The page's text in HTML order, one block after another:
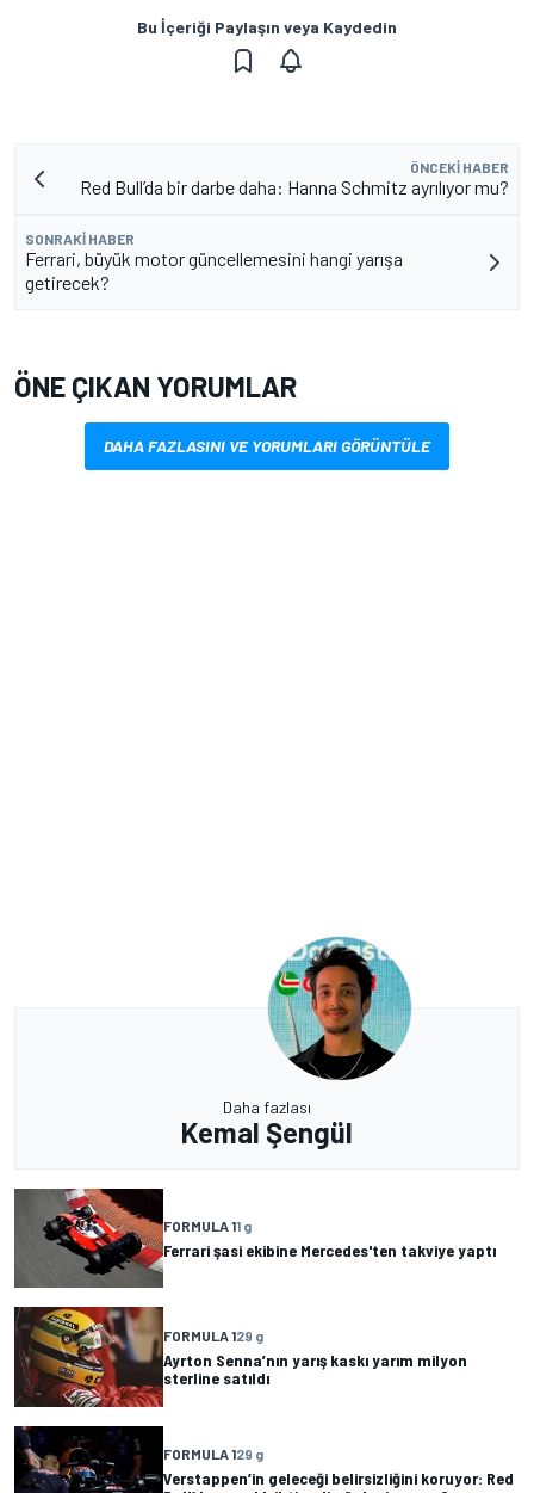
Bu İçeriği Paylaşın veya Kaydedin
ÖNCEKI HABER
Red Bull’da bir darbe daha: Hanna Schmitz ayrılıyor mu?
SONRAKI HABER
Ferrari, büyük motor güncellemesini hangi yarışa
getirecek?
ÖNE ÇIKAN YORUMLAR
DAHA FAZLASINI VE YORUMLARI GÖRÜNTÜLE
Daha fazlası
Kemal Şengül
FORMULA 11 g
Ferrari şasi ekibine Mercedes'ten takviye yaptı
FORMULA 129 g
Ayrton Senna’nın yarış kaskı yarım milyon
sterline satıldı
FORMULA 129 g
Verstappen’in geleceği belirsizliğini koruyor: Red